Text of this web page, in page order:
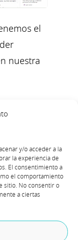
y/o acceder a la
la experiencia de
El consentimiento a
el comportamiento
sitio. No consentir o
a ciertas
el
nuestra